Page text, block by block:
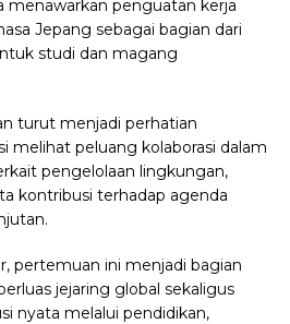
menawarkan penguatan kerja
Jepang sebagai bagian dari
studi dan magang
turut menjadi perhatian
melihat peluang kolaborasi dalam
pengelolaan lingkungan,
kontribusi terhadap agenda
pertemuan ini menjadi bagian
jejaring global sekaligus
nyata melalui pendidikan,